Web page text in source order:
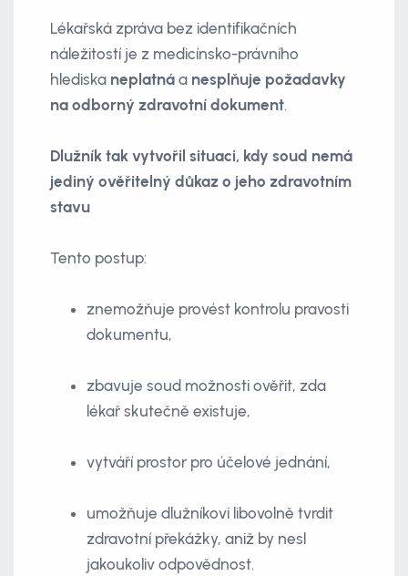
Lékařská zpráva bez identifikačních
náležitostí je z medicínsko-právního
hlediska neplatná a nesplňuje požadavky
na odborný zdravotní dokument.
Dlužník tak vytvořil situaci, kdy soud nemá
jediný ověřitelný důkaz o jeho zdravotním
stavu
Tento postup:
znemožňuje provést kontrolu pravosti
dokumentu,
zbavuje soud možnosti ověřit, zda
lékař skutečně existuje,
vytváří prostor pro účelové jednání,
umožňuje dlužníkovi libovolně tvrdit
zdravotní překážky, aniž by nesl
jakoukoliv odpovědnost.